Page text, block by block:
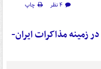
۴ نظر
چاپ
زمینه مذاکرات ایران-